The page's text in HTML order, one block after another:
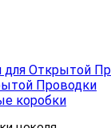
для Открытой
Проводки
коробки